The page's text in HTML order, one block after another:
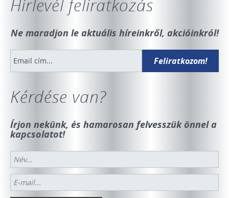
Hírlevél feliratkozás
Ne maradjon le aktuális híreinkről, akcióinkról!
Kérdése van?
Írjon nekünk, és hamarosan felvesszük önnel a
kapcsolatot!